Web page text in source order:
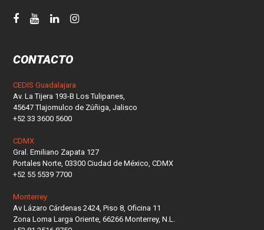
CONTACTO
CEDIS Guadalajara
Av. La Tijera 193-B Los Tulipanes,
45647 Tlajomulco de Zúñiga, Jalisco
+52 33 3600 5600
CDMX
Gral. Emiliano Zapata 127
Portales Norte, 03300 Ciudad de México, CDMX
+52 55 5539 7700
Monterrey
Av Lázaro Cárdenas 2424, Piso 8, Oficina 11
Zona Loma Larga Oriente, 66266 Monterrey, N.L.